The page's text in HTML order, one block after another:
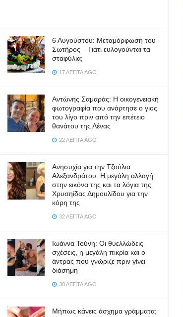
6 Αυγούστου: Μεταμόρφωση του
Σωτήρος – Γιατί ευλογούνται τα
σταφύλια;
17 ΛΕΠΤΆ AGO
Αντώνης Σαμαράς: Η οικογενειακή
φωτογραφία που ανάρτησε ο γιος
του λίγο πριν από την επέτειο
θανάτου της Λένας
22 ΛΕΠΤΆ AGO
Ανησυχία για την Τζούλια
Αλεξανδράτου: Η μεγάλη αλλαγή
στην εικόνα της και τα λόγια της
Χρυσηίδας Δημουλίδου για την
κόρη της
32 ΛΕΠΤΆ AGO
Ιωάννα Τούνη: Οι θυελλώδεις
σχέσεις, η μεγάλη πικρία και ο
άντρας που γνώριζε πριν γίνει
διάσημη
38 ΛΕΠΤΆ AGO
Μήπως κάνεις άσχημα γράμματα;